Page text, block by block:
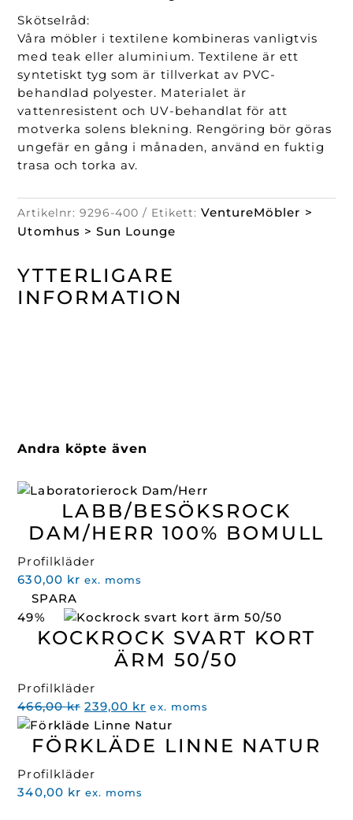
Skötselråd:
Våra möbler i textilene kombineras vanligtvis
med teak eller aluminium. Textilene är ett
syntetiskt tyg som är tillverkat av PVC-
behandlad polyester. Materialet är
vattenresistent och UV-behandlat för att
motverka solens blekning. Rengöring bör göras
ungefär en gång i månaden, använd en fuktig
trasa och torka av.
Artikelnr:9296-400 Etikett: VentureMöbler >
Utomhus > Sun Lounge
YTTERLIGARE
INFORMATION
Andra köpte även
LABB/BESÖKSROCK
DAM/HERR 100% BOMULL
Profilkläder
630,00 kr ex. moms
SPARA
49%
KOCKROCK SVART KORT
ÄRM 50/50
Profilkläder
466,00kr Det
ursprungliga
priset
466,00 kr.
239,00 kr Det
nuvarande
priset
ex. moms
FÖRKLÄDE LINNE NATUR
Profilkläder
340,00 kr ex. moms